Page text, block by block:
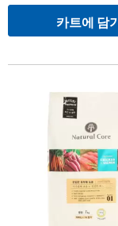
카트에 담